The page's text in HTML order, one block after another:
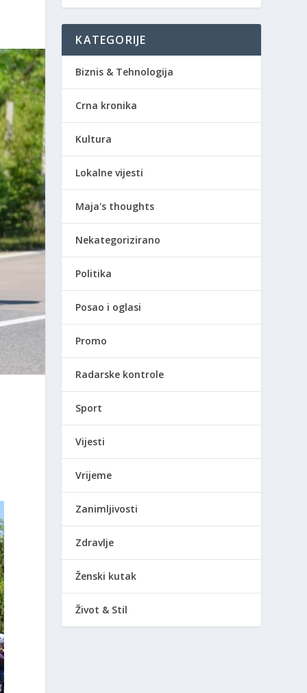
KATEGORIJE
Biznis & Tehnologija
Crna kronika
Kultura
Lokalne vijesti
Maja's thoughts
Nekategorizirano
Politika
Posao i oglasi
Promo
Radarske kontrole
Sport
Vijesti
Vrijeme
Zanimljivosti
Zdravlje
Ženski kutak
Život & Stil